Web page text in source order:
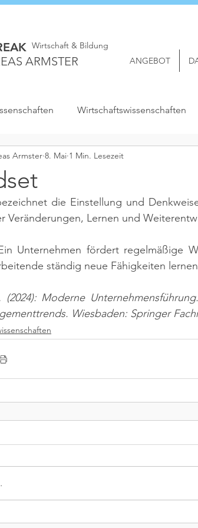
ARMSTER
Wirtschaft & Bildung
ANGEBOT
Wirtschaftswissenschaften
Armster 8. Mai 1 Min. Lesezeit
die Einstellung und
Veränderungen, Lernen und
Unternehmen fördert regelmäßige
ständig neue Fähigkeiten
(2024): Moderne
Wiesbaden: Springer